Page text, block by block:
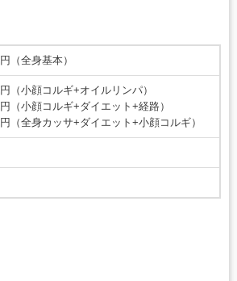
（全身基本）
（小顔コルギ+オイルリンパ）
（小顔コルギ+ダイエット+経路）
（全身カッサ+ダイエット+小顔コルギ）